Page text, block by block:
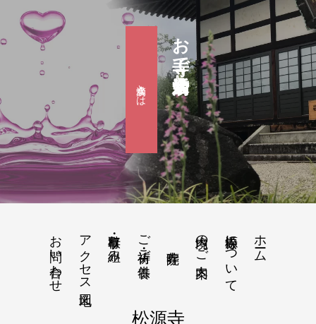
お寺で婚活『滴水会』
滴水会とは
ホーム
松源寺について
境内のご案内
ご祈祷・ご供養
行事・取り組み
アクセス地図
お問い合わせ
松源寺